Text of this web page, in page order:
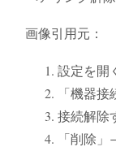
画像引用元：
設定を開
「機器
接続解除
「削除